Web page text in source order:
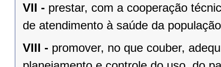
VII - prestar, com a cooperação
de atendimento à saúde da
VIII - promover, no que couber,